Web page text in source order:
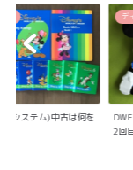
システム)中古は何を
デ
2回